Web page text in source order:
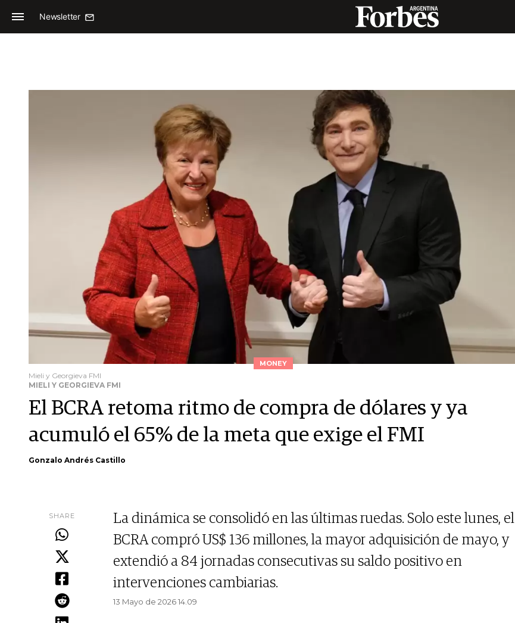
Newsletter
MONEY
Mieli y Georgieva FMI
MIELI Y GEORGIEVA FMI
El BCRA retoma ritmo de compra de dólares y ya
acumuló el 65% de la meta que exige el FMI
Gonzalo Andrés Castillo
SHARE
La dinámica se consolidó en las últimas ruedas. Solo este lunes, el
BCRA compró US$ 136 millones, la mayor adquisición de mayo, y
extendió a 84 jornadas consecutivas su saldo positivo en
intervenciones cambiarias.
13 Mayo de 2026 14.09